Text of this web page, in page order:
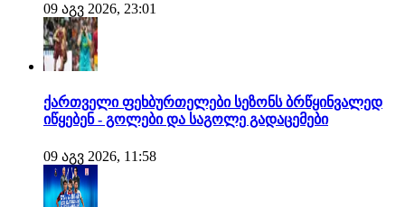
09 აგვ 2026, 23:01
ქართველი ფეხბურთელები სეზონს ბრწყინვალედ
იწყებენ - გოლები და საგოლე გადაცემები
09 აგვ 2026, 11:58